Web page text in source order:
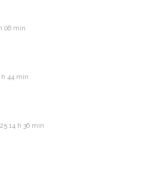
06 min
h 44 min
14 h 36 min